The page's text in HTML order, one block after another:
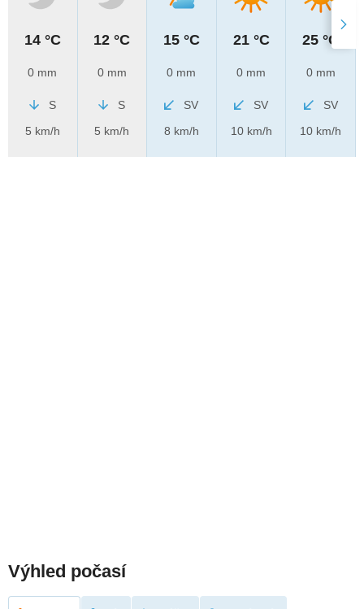
14 °C
0 mm
S
5 km/h
12 °C
0 mm
S
5 km/h
15 °C
0 mm
SV
8 km/h
21 °C
0 mm
SV
10 km/h
25 °C
0 mm
SV
10 km/h
Výhled počasí